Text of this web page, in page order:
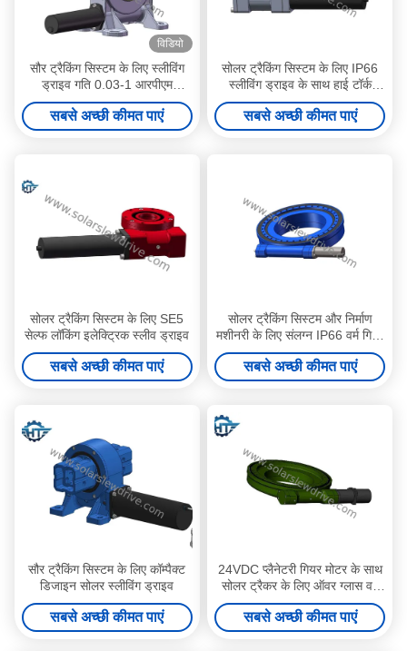
विडियो
सौर ट्रैकिंग सिस्टम के लिए स्लीविंग
ड्राइव गति 0.03-1 आरपीएम
वैकल्पिक हॉल सेंसर
सबसे अच्छी कीमत पाएं
सोलर ट्रैकिंग सिस्टम के लिए IP66
स्लीविंग ड्राइव के साथ हाई टॉर्क
स्लीविंग रिंग रिंग
सबसे अच्छी कीमत पाएं
सोलर ट्रैकिंग सिस्टम के लिए SE5
सेल्फ लॉकिंग इलेक्ट्रिक स्लीव ड्राइव
सबसे अच्छी कीमत पाएं
सोलर ट्रैकिंग सिस्टम और निर्माण
मशीनरी के लिए संलग्न IP66 वर्म गियर
स्लीव ड्राइव
सबसे अच्छी कीमत पाएं
सौर ट्रैकिंग सिस्टम के लिए कॉम्पैक्ट
डिजाइन सोलर स्लीविंग ड्राइव
सबसे अच्छी कीमत पाएं
24VDC प्लैनेटरी गियर मोटर के साथ
सोलर ट्रैकर के लिए ऑवर ग्लास वर्म
गियर स्लीव ड्राइव
सबसे अच्छी कीमत पाएं